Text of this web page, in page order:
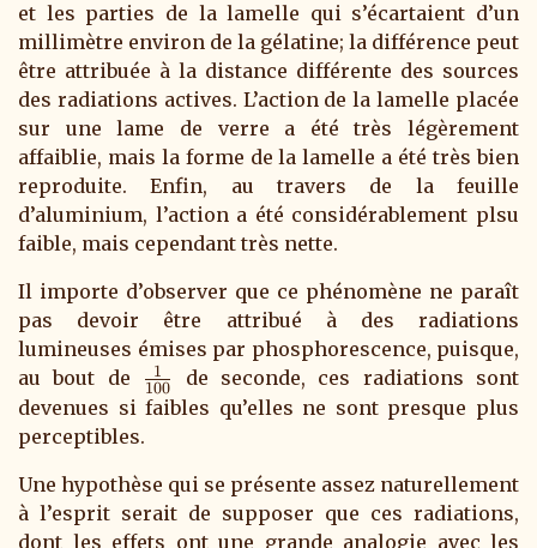
et les parties de la lamelle qui s’écartaient d’un
millimètre environ de la gélatine; la différence peut
être attribuée à la distance différente des sources
des radiations actives. L’action de la lamelle placée
sur une lame de verre a été très légèrement
affaiblie, mais la forme de la lamelle a été très bien
reproduite. Enfin, au travers de la feuille
d’aluminium, l’action a été considérablement plsu
faible, mais cependant très nette.
Il importe d’observer que ce phénomène ne paraît
pas devoir être attribué à des radiations
lumineuses émises par phosphorescence, puisque,
au bout de
\frac{1}
{100}
100
1
de seconde, ces radiations sont
devenues si faibles qu’elles ne sont presque plus
perceptibles.
Une hypothèse qui se présente assez naturellement
à l’esprit serait de supposer que ces radiations,
dont les effets ont une grande analogie avec les